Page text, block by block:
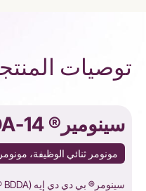
توصيات
سينومير® BDDA-14
مونومر ثنائي الوظيفة،